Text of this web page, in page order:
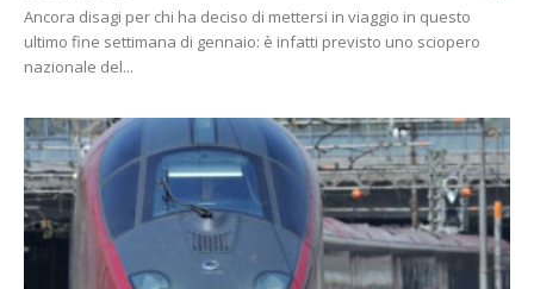
Ancora disagi per chi ha deciso di mettersi in viaggio in questo
ultimo fine settimana di gennaio: è infatti previsto uno sciopero
nazionale del...